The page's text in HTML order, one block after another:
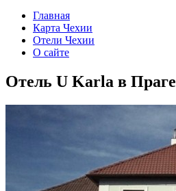
Главная
Карта Чехии
Отели Чехии
О сайте
Отель U Karla в Праге